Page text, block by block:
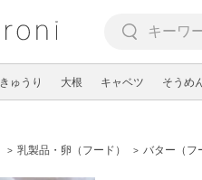
きゅうり 大根 キャベツ そうめ
乳製品・卵（フード） バター（フ